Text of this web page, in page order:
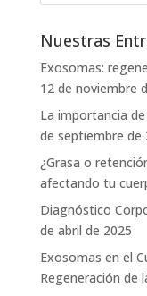
Nuestras
Exosomas:
12 de noviembre
La importancia
de septiembre de
¿Grasa o
afectando tu
Diagnóstico
de abril de 2025
Exosomas en el
Regeneración de